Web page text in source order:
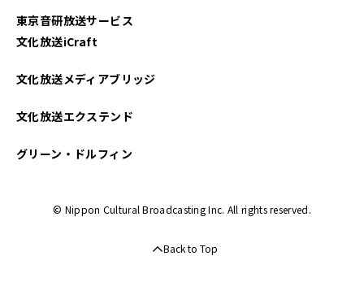
東京音研放送サービス
文化放送iCraft
文化放送メディアブリッジ
文化放送エクステンド
グリーン・ドルフィン
© Nippon Cultural Broadcasting Inc. All rights reserved.
Back to Top